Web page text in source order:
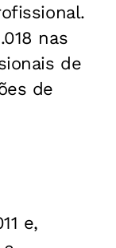
nas
de
de
e,